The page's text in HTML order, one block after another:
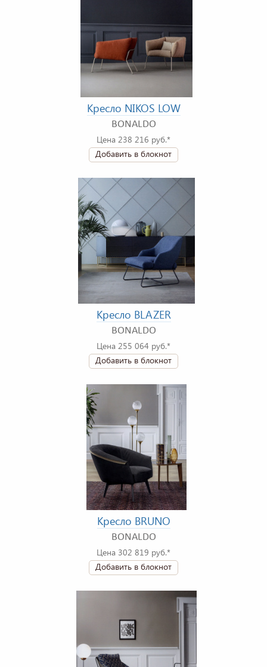
Кресло NIKOS LOW
BONALDO
Цена 238 216 руб.*
Добавить в блокнот
Кресло BLAZER
BONALDO
Цена 255 064 руб.*
Добавить в блокнот
Кресло BRUNO
BONALDO
Цена 302 819 руб.*
Добавить в блокнот